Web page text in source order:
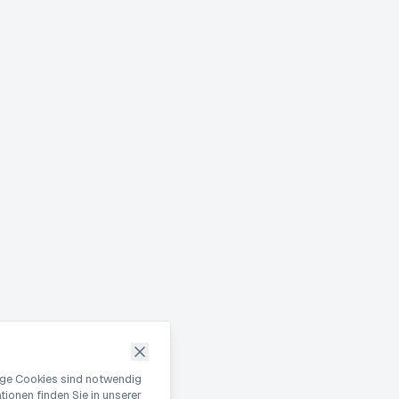
Cookies sind notwendig
finden Sie in unserer